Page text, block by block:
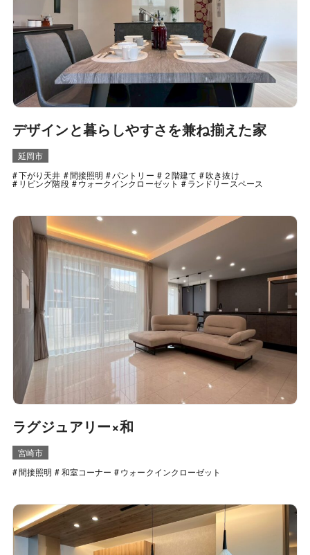
デザインと暮らしやすさを兼ね揃えた家
延岡市
下がり天井
間接照明 パントリー ２階建て 吹き抜け
リビング階段 ウォークインクローゼット ランドリースペース
ラグジュアリー×和
宮崎市
間接照明
和室コーナー ウォークインクローゼット